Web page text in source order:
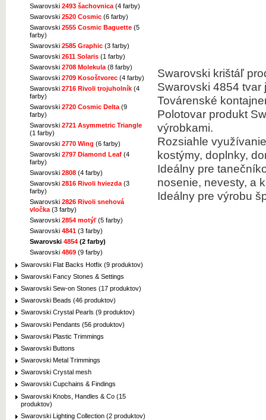
Swarovski 2493 šachovnica (4 farby)
Swarovski 2520 Cosmic (6 farby)
Swarovski 2555 Cosmic Baguette (5
farby)
Swarovski 2585 Graphic (3 farby)
Swarovski 2611 Solaris (1 farby)
Swarovski 2708 Molekula (8 farby)
Swarovski 2709 Kosoštvorec (4 farby)
Swarovski 2716 Rivoli trojuholník (4
farby)
Swarovski 2720 Cosmic Delta (9
farby)
Swarovski 2721 Asymmetric Triangle
(1 farby)
Swarovski 2770 Wing (6 farby)
Swarovski 2797 Diamond Leaf (4
farby)
Swarovski 2808 (4 farby)
Swarovski 2816 Rivoli hviezda (3
farby)
Swarovski 2826 Rivoli snehová
vločka (3 farby)
Swarovski 2854 motýľ(5 farby)
Swarovski 4841 (3 farby)
Swarovski 4854 (2 farby)
Swarovski 4869 (9 farby)
Swarovski Flat Backs Hotfix (9 produktov)
Swarovski Fancy Stones & Settings
Swarovski Sew-on Stones (17 produktov)
Swarovski Beads (46 produktov)
Swarovski Crystal Pearls (9 produktov)
Swarovski Pendants (56 produktov)
Swarovski Plastic Trimmings
Swarovski Buttons
Swarovski Metal Trimmings
Swarovski Crystal mesh
Swarovski Cupchains & Findings
Swarovski Knobs, Handles & Co (15
produktov)
Swarovski Lighting Collection (2 produktov)
Swarovski krištáľ
Swarovski 4854 tvar
Továrenské
Polotovar produkt
výrobkami.
Rozsiahle
kostýmy, doplnky,
Ideálny pre
nosenie, nevesty, a
Ideálny pre výrobu